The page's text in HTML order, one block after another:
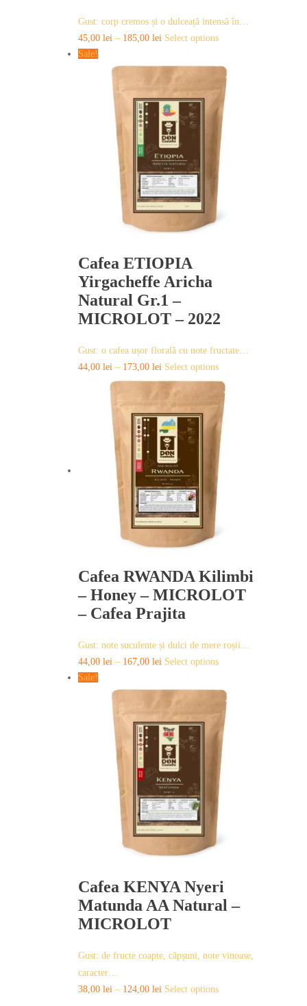
Gust: corp cremos și o dulceață intensă în…
45,00 lei – 185,00 lei Select optionsThis
has
multiple
variants.
The
options
may
be
chosen
Sale!
Cafea ETIOPIA
Yirgacheffe Aricha
Natural Gr.1 –
MICROLOT – 2022
Gust: o cafea ușor florală cu note fructate…
44,00 lei – 173,00 lei Select optionsThis
product
has
multiple
variants.
The
options
may
page
Cafea RWANDA Kilimbi
– Honey – MICROLOT
– Cafea Prajita
Gust: note suculente și dulci de mere roșii…
44,00 lei – 167,00 lei Select optionsThis
has
multiple
variants.
The
options
may
be
chosen
Sale!
Cafea KENYA Nyeri
Matunda AA Natural –
MICROLOT
Gust: de fructe coapte, căpșuni, note vinoase,
caracter…
38,00 lei – 124,00 lei Select optionsThis